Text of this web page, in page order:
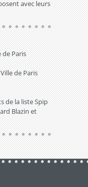
avec leurs
de Paris
de Paris
de la liste Spip
Blazin et